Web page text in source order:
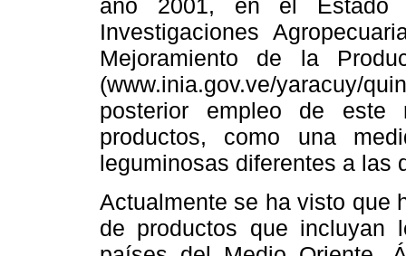
año 2001, en el Estado
Investigaciones
Mejoramiento de la
(www.inia.gov.ve/yaracuy/
posterior empleo de
productos, como una
leguminosas diferentes a las
Actualmente se ha visto que
de productos que incluyan